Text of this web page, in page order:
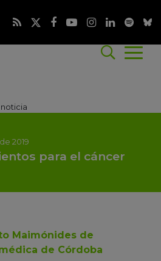
2019
para el cáncer
Maimónides de
de Córdoba